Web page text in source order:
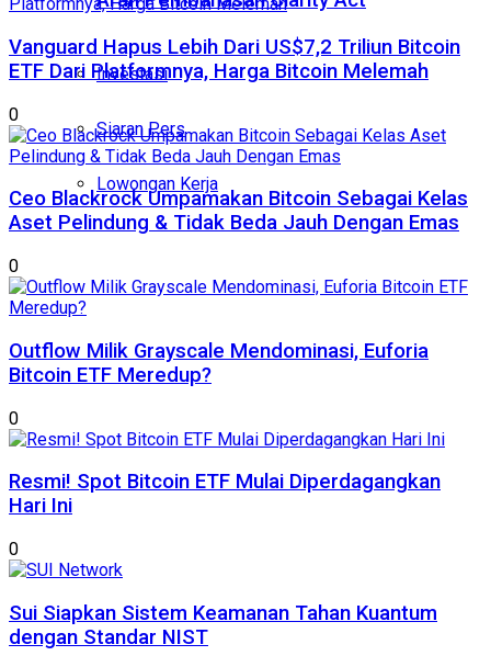
Investasi
Siaran Pers
Lowongan Kerja
Vanguard Hapus Lebih Dari US$7,2 Triliun Bitcoin
ETF Dari Platformnya, Harga Bitcoin Melemah
0
Ceo Blackrock Umpamakan Bitcoin Sebagai Kelas
Aset Pelindung & Tidak Beda Jauh Dengan Emas
0
Outflow Milik Grayscale Mendominasi, Euforia
Bitcoin ETF Meredup?
0
Resmi! Spot Bitcoin ETF Mulai Diperdagangkan
Hari Ini
0
Sui Siapkan Sistem Keamanan Tahan Kuantum
dengan Standar NIST